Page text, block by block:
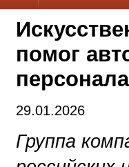
помог
29.01.2026
Группа